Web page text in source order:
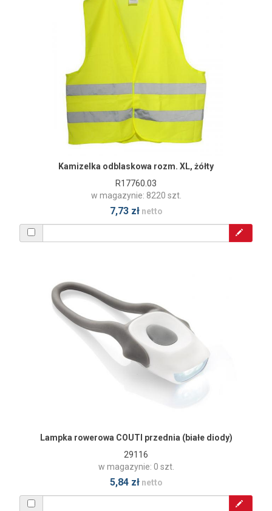
Kamizelka odblaskowa rozm. XL, żółty
R17760.03
w magazynie: 8220 szt.
7,73 złnetto
Lampka rowerowa COUTI przednia (białe diody)
29116
w magazynie: 0 szt.
5,84 złnetto